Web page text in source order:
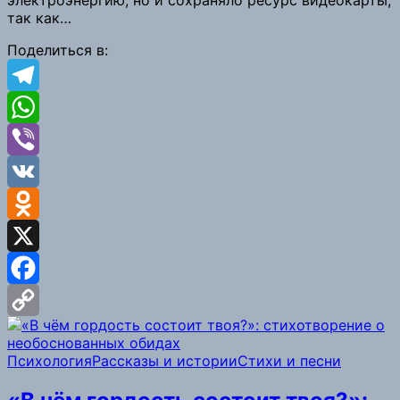
так как…
Поделиться в:
Telegram
WhatsApp
Viber
VK
Odnoklassniki
X
Facebook
Copy
Link
ПсихологияРассказы и историиСтихи и песни